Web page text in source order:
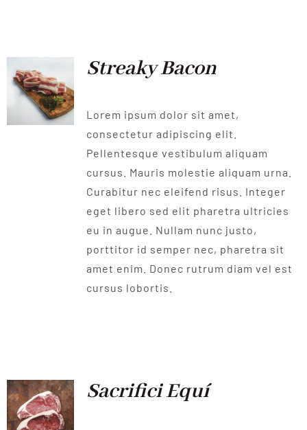
NOTICIES
CONTACTE
Streaky Bacon
Lorem ipsum dolor sit amet,
consectetur adipiscing elit.
Pellentesque vestibulum aliquam
cursus. Mauris molestie aliquam urna.
Curabitur nec eleifend risus. Integer
eget libero sed elit pharetra ultricies
eu in augue. Nullam nunc justo,
porttitor id semper nec, pharetra sit
amet enim. Donec rutrum diam vel est
cursus lobortis.
Sacrifici Equí